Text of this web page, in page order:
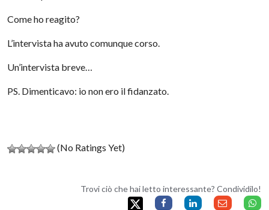
Come ho reagito?
L’intervista ha avuto comunque corso.
Un’intervista breve…
PS. Dimenticavo: io non ero il fidanzato.
(No Ratings Yet)
Trovi ciò che hai letto interessante? Condividilo!